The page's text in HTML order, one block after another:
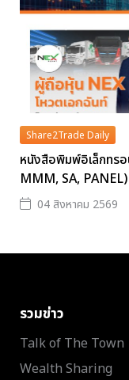
Share2Trade Daily
หนังสือพิมพ์อิเล็กทร
MMM, SA, PANEL)
04 สิงหาคม 2569
รวมข่าว
Talk of The Town
Wealth Sharing